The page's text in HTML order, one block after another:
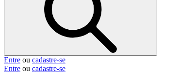
Entre ou cadastre-se
Entre ou cadastre-se